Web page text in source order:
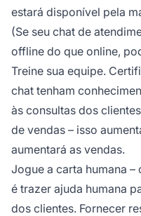
estará disponível pela
(Se seu chat de
offline do que online,
Treine sua equipe.
chat tenham
às consultas dos
de vendas – isso
aumentará as vendas.
Jogue a carta humana
é trazer ajuda humana
dos clientes. Fornecer